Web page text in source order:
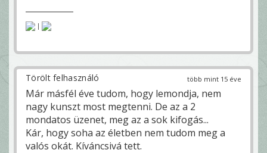
|
több mint 15 éve
Törölt felhasználó
Már másfél éve tudom, hogy lemondja, nem
nagy kunszt most megtenni. De az a 2
mondatos üzenet, meg az a sok kifogás...
Kár, hogy soha az életben nem tudom meg a
valós okát. Kíváncsivá tett.